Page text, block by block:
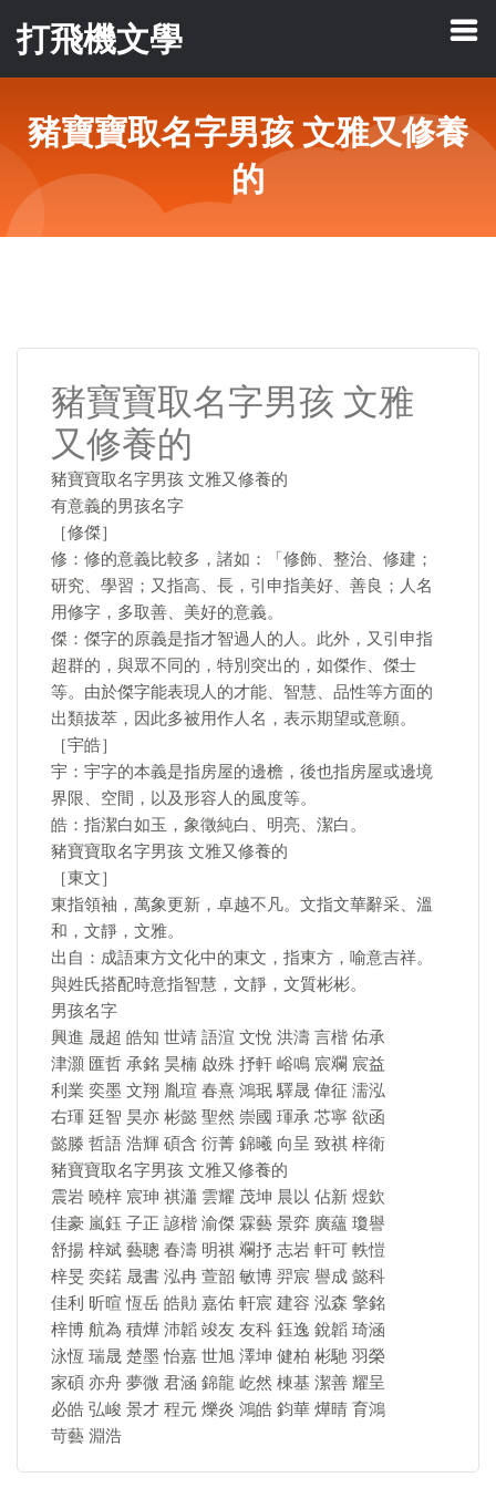
打飛機文學
豬寶寶取名字男孩 文雅又修養
的
豬寶寶取名字男孩 文雅
又修養的
豬寶寶取名字男孩 文雅又修養的
有意義的男孩名字
［修傑］
修：修的意義比較多，諸如：「修飾、整治、修建；
研究、學習；又指高、長，引申指美好、善良；人名
用修字，多取善、美好的意義。
傑：傑字的原義是指才智過人的人。此外，又引申指
超群的，與眾不同的，特別突出的，如傑作、傑士
等。由於傑字能表現人的才能、智慧、品性等方面的
出類拔萃，因此多被用作人名，表示期望或意願。
［宇皓］
宇：宇字的本義是指房屋的邊檐，後也指房屋或邊境
界限、空間，以及形容人的風度等。
皓：指潔白如玉，象徵純白、明亮、潔白。
豬寶寶取名字男孩 文雅又修養的
［東文］
東指領袖，萬象更新，卓越不凡。文指文華辭采、溫
和，文靜，文雅。
出自：成語東方文化中的東文，指東方，喻意吉祥。
與姓氏搭配時意指智慧，文靜，文質彬彬。
男孩名字
興進 晟超 皓知 世靖 語渲 文悅 洪濤 言楷 佑承
津灝 匯哲 承銘 昊楠 啟殊 抒軒 峪鳴 宸斕 宸益
利業 奕墨 文翔 胤瑄 春熹 鴻珉 驛晟 偉征 濡泓
右琿 廷智 昊亦 彬懿 聖然 崇國 琿承 芯寧 欲函
懿滕 哲語 浩輝 碩含 衍菁 錦曦 向呈 致祺 梓衛
豬寶寶取名字男孩 文雅又修養的
震岩 曉梓 宸珅 祺瀟 雲耀 茂坤 晨以 佔新 煜欽
佳豪 嵐鈺 子正 諺楷 渝傑 霖藝 景弈 廣蘊 瓊譽
舒揚 梓斌 藝聰 春濤 明祺 斕抒 志岩 軒可 軼愷
梓旻 奕鍩 晟書 泓冉 萱韶 敏博 羿宸 譽成 懿科
佳利 昕暄 恆岳 皓勛 嘉佑 軒宸 建容 泓森 擎銘
梓博 航為 積燁 沛韜 竣友 友科 鈺逸 銳韜 琦涵
泳恆 瑞晟 楚墨 怡嘉 世旭 澤坤 健柏 彬馳 羽榮
家碩 亦舟 夢微 君涵 錦龍 屹然 棟基 潔善 耀呈
必皓 弘峻 景才 程元 爍炎 鴻皓 鈞華 燁晴 育鴻
苛藝 淵浩